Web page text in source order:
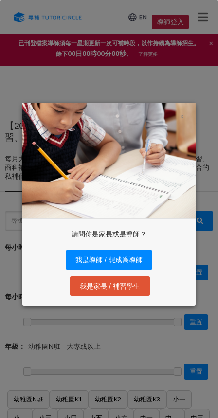
導師登入
×
已刊登檔案導師須每一星期更新一次可補時段，以作持續為導師招生。
餘下00日00時00分00秒。 了解更多
×
請問你是家長或是導師？
我是導師 / 想成爲導師
我是家長 / 補習學生
【2025年家長導師信賴 No.1 補習平台】上門補
習、私人補習個案
每月大量上門補習、私人補習個案，不論DSE文科補習、理科補習、
商科補習，還是高中、初中、小學補習，導師都能即時配對到適合的
私補個案。
每小時學費 (最低)：*
重置
每小時學費 (最高)：
重置
年級：
重置
幼稚園N班 幼稚園K1 幼稚園K2 幼稚園K3 小一